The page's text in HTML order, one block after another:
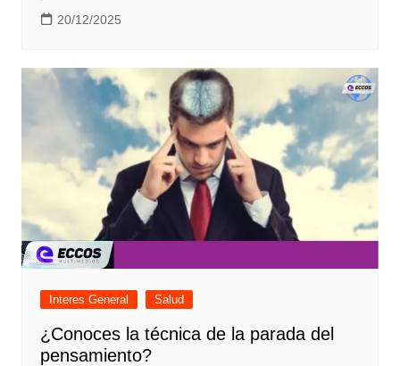
20/12/2025
Interes General Salud
¿Conoces la técnica de la parada del
pensamiento?